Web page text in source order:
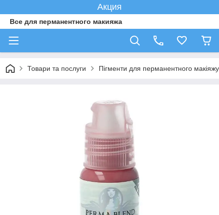
Акция
Все для перманентного макияжа
Товари та послуги Пігменти для перманентного макіяжу